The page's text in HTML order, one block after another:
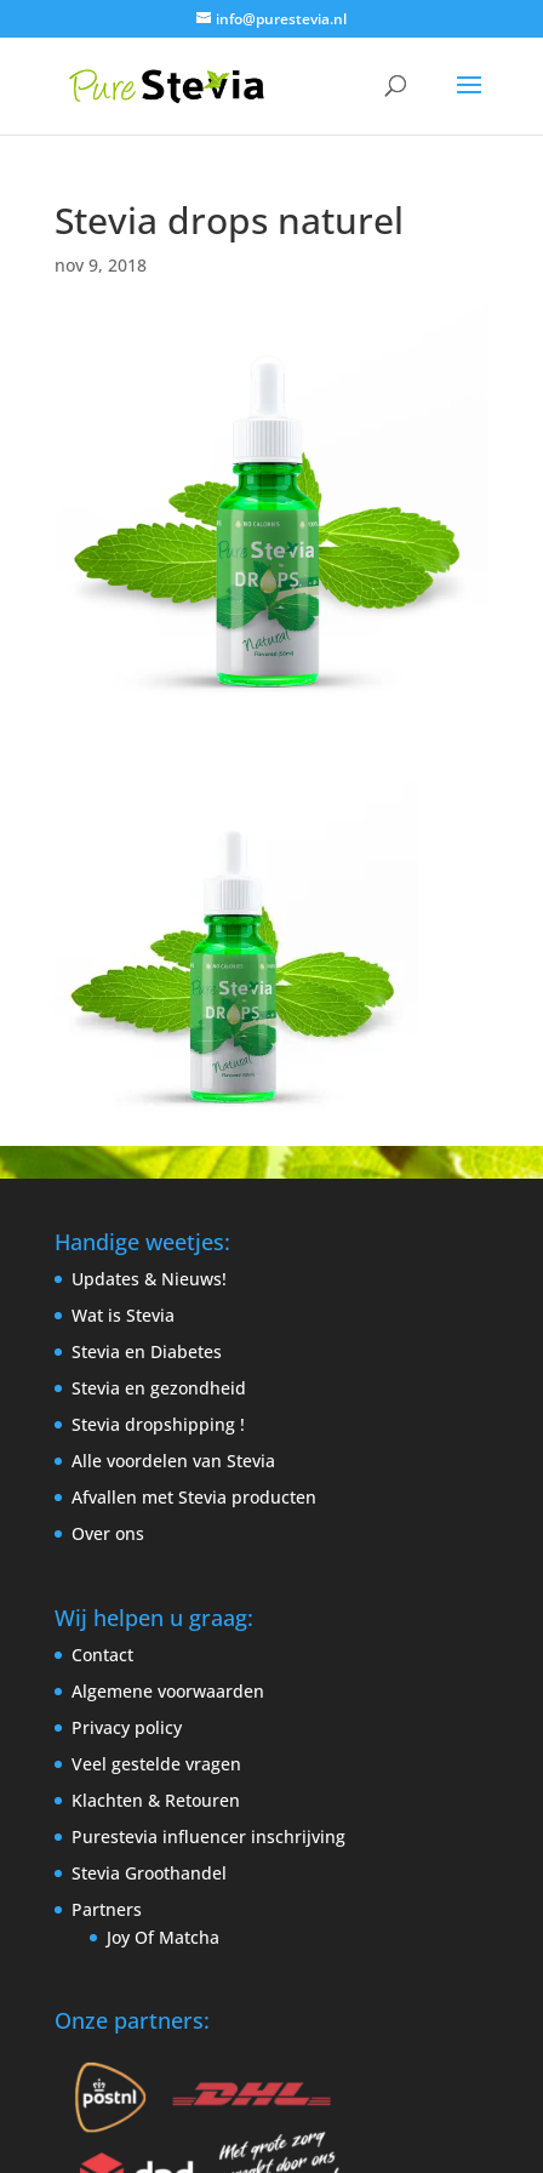
info@purestevia.nl
Stevia drops naturel
nov 9, 2018
Handige weetjes:
Updates & Nieuws!
Wat is Stevia
Stevia en Diabetes
Stevia en gezondheid
Stevia dropshipping !
Alle voordelen van Stevia
Afvallen met Stevia producten
Over ons
Wij helpen u graag:
Contact
Algemene voorwaarden
Privacy policy
Veel gestelde vragen
Klachten & Retouren
Purestevia influencer inschrijving
Stevia Groothandel
Partners
Joy Of Matcha
Onze partners: